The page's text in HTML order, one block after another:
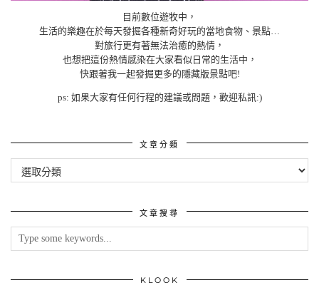
目前數位遊牧中，
生活的樂趣在於每天發掘各種新奇好玩的當地食物、景點…
對旅行更有著無法治癒的熱情，
也想把這份熱情感染在大家看似日常的生活中，
快跟著我一起發掘更多的隱藏版景點吧!
ps: 如果大家有任何行程的建議或問題，歡迎私訊:)
文章分類
文章搜尋
KLOOK